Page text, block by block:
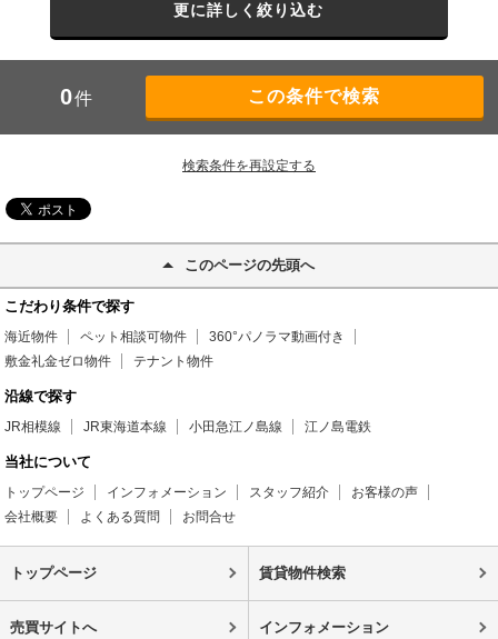
更に詳しく絞り込む
0件
検索条件を再設定する
このページの先頭へ
こだわり条件で探す
海近物件 ペット相談可物件
360°パノラマ動画付き
敷金礼金ゼロ物件
テナント物件
沿線で探す
JR相模線 JR東海道本線 小田急江ノ島線 江ノ島電鉄
当社について
トップページ インフォメーション スタッフ紹介
お客様の声
会社概要
よくある質問 お問合せ
トップページ 賃貸物件検索
売買サイトへ インフォメーション